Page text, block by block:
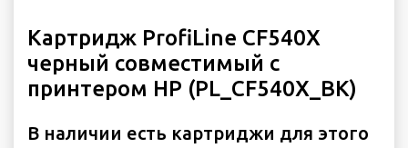
Картридж ProfiLine CF540X
черный совместимый с
принтером HP (PL_CF540X_BK)
В наличии есть картриджи для этого